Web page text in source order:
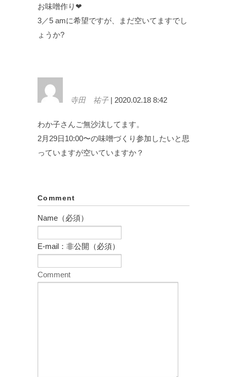
お味噌作り❤︎
3／5 amに希望ですが、まだ空いてますでし
ょうか?
寺田 祐子| 2020.02.18 8:42
わか子さんご無沙汰してます。
2月29日10:00〜の味噌づくり参加したいと思
っていますが空いていますか？
Comment
Name（必須）
E-mail：非公開（必須）
Comment